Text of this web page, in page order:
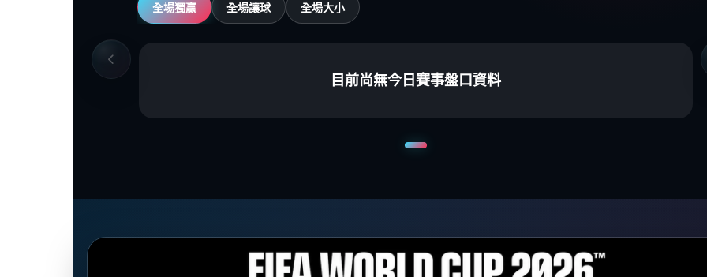
全場獨贏 全場讓球 全場大小
目前尚無今日賽事盤口資料